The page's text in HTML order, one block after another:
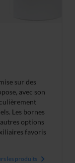
sur des
avec son
Les bornes
options
favoris
les produits